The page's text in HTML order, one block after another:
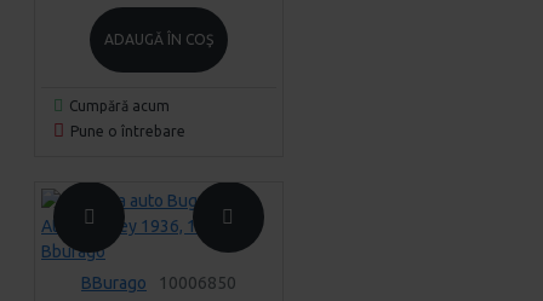
ADAUGĂ ÎN COŞ
Cumpără acum
Pune o întrebare
BBurago 10006850